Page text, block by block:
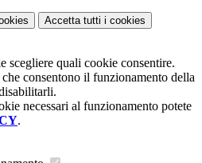
Accetta tutti i cookies
scegliere quali cookie consentire.
consentono il funzionamento della
necessari al funzionamento potete
.